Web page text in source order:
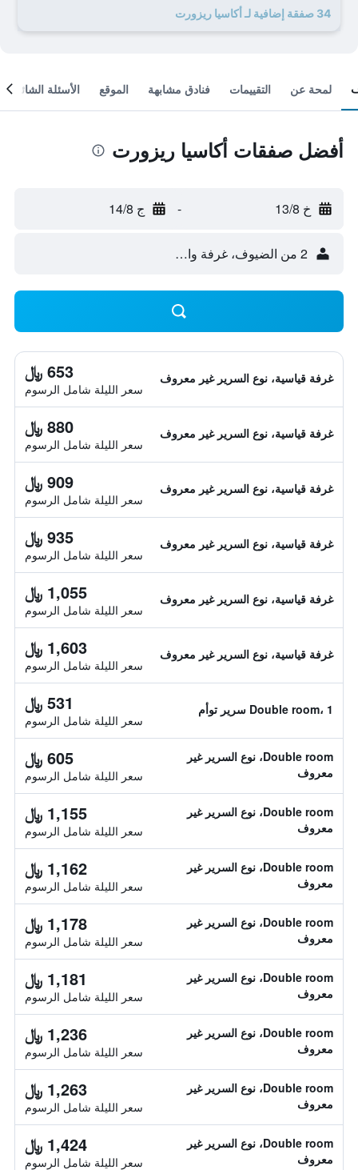
34 صفقة إضافية لـ أكاسيا ريزورت
لمحة عن التقييمات فنادق مشابهة الموقع الأسئلة الشائعة
أفضل صفقات أكاسيا ريزورت
خ 13/8 - ج 14/8
2 من الضيوف، غرفة واحدة
غرفة قياسية، نوع السرير غير معروف 653 ﷼
سعر الليلة شامل الرسوم
غرفة قياسية، نوع السرير غير معروف 880 ﷼
سعر الليلة شامل الرسوم
غرفة قياسية، نوع السرير غير معروف 909 ﷼
سعر الليلة شامل الرسوم
غرفة قياسية، نوع السرير غير معروف 935 ﷼
سعر الليلة شامل الرسوم
غرفة قياسية، نوع السرير غير معروف 1,055 ﷼
سعر الليلة شامل الرسوم
غرفة قياسية، نوع السرير غير معروف 1,603 ﷼
سعر الليلة شامل الرسوم
Double room، 1 سرير توأم 531 ﷼
سعر الليلة شامل الرسوم
Double room، نوع السرير غير
معروف
605 ﷼
سعر الليلة شامل الرسوم
Double room، نوع السرير غير
معروف
1,155 ﷼
سعر الليلة شامل الرسوم
Double room، نوع السرير غير
معروف
1,162 ﷼
سعر الليلة شامل الرسوم
Double room، نوع السرير غير
معروف
1,178 ﷼
سعر الليلة شامل الرسوم
Double room، نوع السرير غير
معروف
1,181 ﷼
سعر الليلة شامل الرسوم
Double room، نوع السرير غير
معروف
1,236 ﷼
سعر الليلة شامل الرسوم
Double room، نوع السرير غير
معروف
1,263 ﷼
سعر الليلة شامل الرسوم
Double room، نوع السرير غير
معروف
1,424 ﷼
سعر الليلة شامل الرسوم